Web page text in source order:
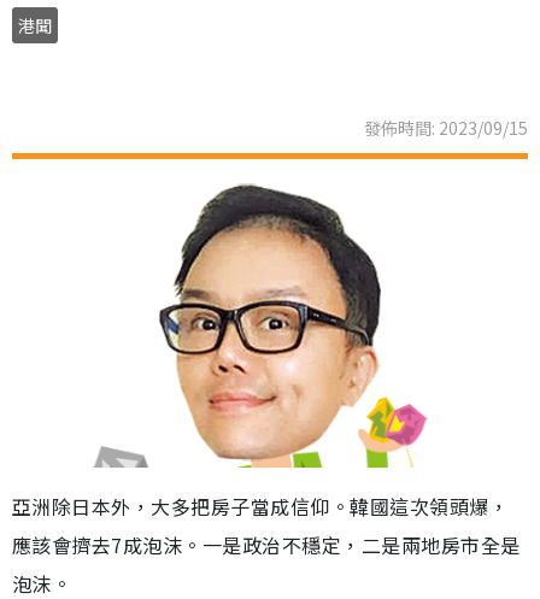
港聞
發佈時間: 2023/09/15
亞洲除日本外，大多把房子當成信仰。韓國這次領頭爆，
應該會擠去7成泡沫。一是政治不穩定，二是兩地房市全是
泡沫。